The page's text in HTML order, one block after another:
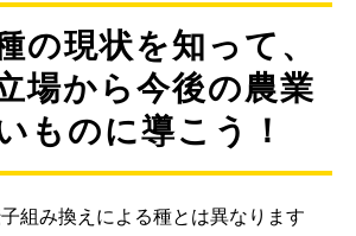
の現状を知って、
場から今後の農業
ものに導こう！
組み換えによる種とは異なります